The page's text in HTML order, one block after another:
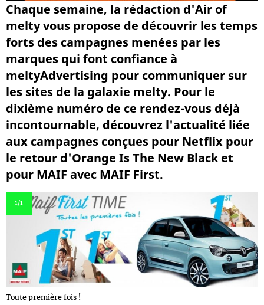
Chaque semaine, la rédaction d'Air of
melty vous propose de découvrir les temps
forts des campagnes menées par les
marques qui font confiance à
meltyAdvertising pour communiquer sur
les sites de la galaxie melty. Pour le
dixième numéro de ce rendez-vous déjà
incontournable, découvrez l'actualité liée
aux campagnes conçues pour Netflix pour
le retour d'Orange Is The New Black et
pour MAIF avec MAIF First.
1/1
Toute première fois !